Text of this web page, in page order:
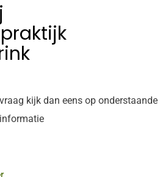
kijk dan eens op onderstaande